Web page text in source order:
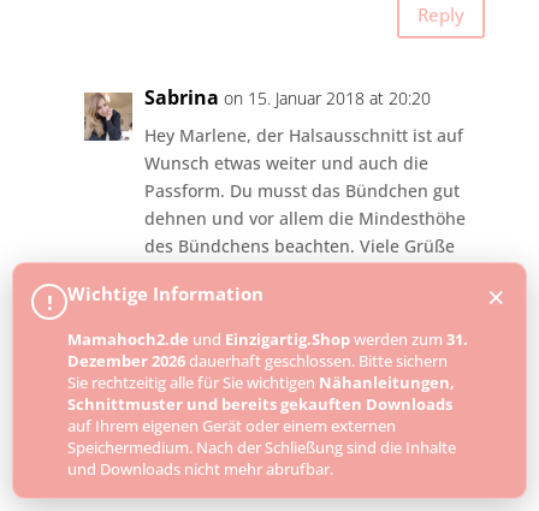
Reply
Sabrina on 15. Januar 2018 at 20:20
Hey Marlene, der Halsausschnitt ist auf
Wunsch etwas weiter und auch die
Passform. Du musst das Bündchen gut
dehnen und vor allem die Mindesthöhe
des Bündchens beachten. Viele Grüße
Estela Reyes on 21. Dezember 2017 at 1:59
Is there anything way to get these Germans
language posts, translated to English?
Reply
! Wichtige Information
Mamahoch2.de und Einzigartig.Shopwerden zum 31.
Dezember 2026dauerhaft geschlossen. Bitte sichern
Sie rechtzeitig alle für Sie wichtigen Nähanleitungen,
Schnittmuster und bereits gekauften Downloads
auf Ihrem eigenen Gerät oder einem externen
Speichermedium. Nach der Schließung sind die Inhalte
und Downloads nicht mehr abrufbar.
×